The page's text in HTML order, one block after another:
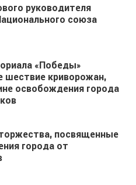
руководителя
союза
«Победы»
шествие криворожан,
освобождения города
посвященные
города от